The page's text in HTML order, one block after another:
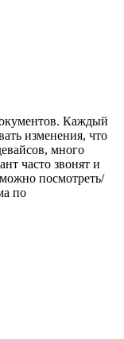
Каждый
изменения, что
много
часто звонят и
посмотреть/
по